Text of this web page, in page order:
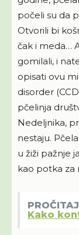
počeli su da
Otvorili bi
čak i meda…
gomilali, i
opisati ovu
disorder
pčelinja
Nedeljnika,
nestaju.
u žiži pažnje
kao potka za
Kako